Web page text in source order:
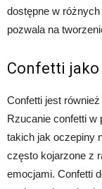
dostępne w
pozwala na
Confetti jako
Confetti jest
Rzucanie confetti w
takich jak oczepiny
często kojarzone z
emocjami. Confetti